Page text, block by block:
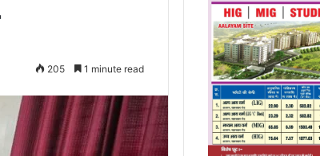
205 1 minute read